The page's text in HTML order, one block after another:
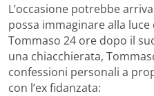
L’occasione potrebbe
possa immaginare alla luce
Tommaso 24 ore dopo il
una chiacchierata,
confessioni personali a
con l’ex fidanzata: